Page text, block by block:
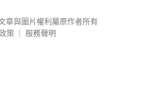
章與圖片權利屬原作者所有
策
服務聲明